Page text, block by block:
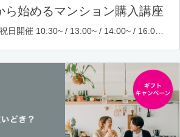
ら始めるマンション購入講座